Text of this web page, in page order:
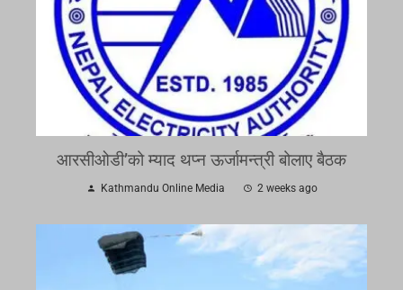
आरसीओडी’को म्याद थप्न ऊर्जामन्त्री बोलाए बैठक
Kathmandu Online Media 2 weeks ago